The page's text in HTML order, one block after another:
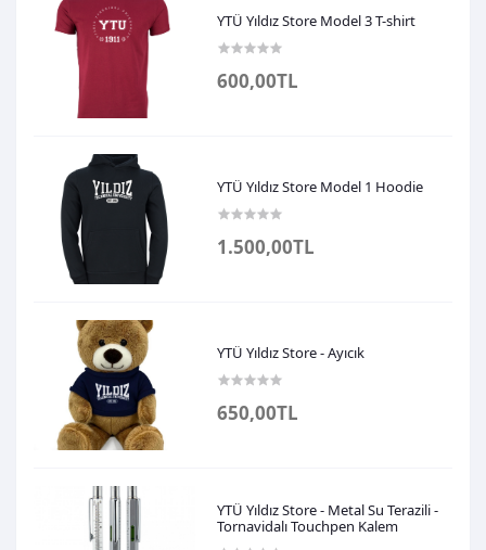
YTÜ Yıldız Store Model 3 T-shirt
600,00TL
YTÜ Yıldız Store Model 1 Hoodie
1.500,00TL
YTÜ Yıldız Store - Ayıcık
650,00TL
YTÜ Yıldız Store - Metal Su Terazili -
Tornavidalı Touchpen Kalem